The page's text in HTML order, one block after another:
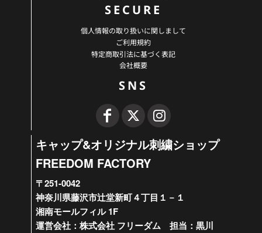
SECURE
個人情報の取り扱いに関しまして
ご利用規約
特定商取引法に基づく表記
会社概要
SNS
キャップ&オリジナル刺繍ショップ
FREEDOM FACTORY
〒251-0042
神奈川県藤沢市辻堂新町４丁目１－１
湘南モールフィル 1F
運営会社：株式会社 フリーダム 担当：黒川